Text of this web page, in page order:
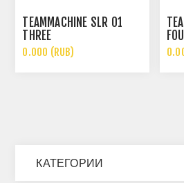
TEAMMACHINE SLR 01
THREE
0.000 (RUB)
КАТЕГОРИИ